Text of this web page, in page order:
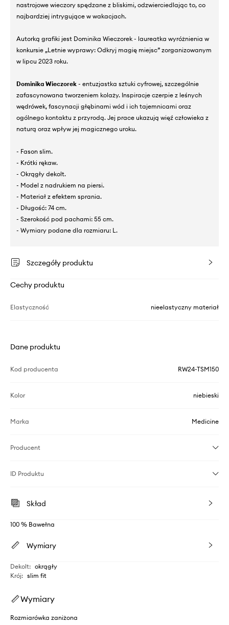
nastrojowe wieczory spędzane z bliskimi, odzwierciedlając to, co
najbardziej intrygujące w wakacjach.
Autorką grafiki jest Dominika Wieczorek - laureatka wyróżnienia w
konkursie „Letnie wyprawy: Odkryj magię miejsc” zorganizowanym
w lipcu 2023 roku.
Dominika Wieczorek - entuzjastka sztuki cyfrowej, szczególnie
zafascynowana tworzeniem kolaży. Inspiracje czerpie z leśnych
wędrówek, fascynacji głębinami wód i ich tajemnicami oraz
ogólnego kontaktu z przyrodą. Jej prace ukazują więź człowieka z
naturą oraz wpływ jej magicznego uroku.
- Fason slim.
- Krótki rękaw.
- Okrągły dekolt.
- Model z nadrukiem na piersi.
- Materiał z efektem sprania.
- Długość: 74 cm.
- Szerokość pod pachami: 55 cm.
- Wymiary podane dla rozmiaru: L.
Szczegóły produktu
Cechy produktu
Elastyczność nieelastyczny materiał
Dane produktu
Kod producenta RW24-TSM150
Kolor niebieski
Marka Medicine
Producent
ID Produktu
Skład
100 % Bawełna
Wymiary
Dekolt: okrągły
Krój: slim fit
Wymiary
Rozmiarówka zaniżona